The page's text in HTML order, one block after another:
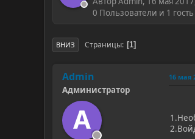
0 Пользователи и 1
ВНИЗ Страницы 1
Admin
Администратор
A
16 мая